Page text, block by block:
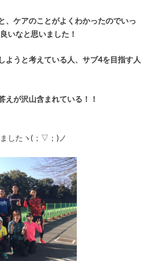
、ケアのことがよくわかったのでいっ
いなと思いました！
ようと考えている人、サブ4を目指す人
えが沢山含まれている！！
したヽ(；▽；)ノ